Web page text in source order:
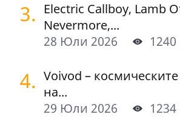
3. Electric Callboy, Lamb
Nevermore,...
28 Юли 2026
1240
4. Voivod –
на...
29 Юли 2026
1234